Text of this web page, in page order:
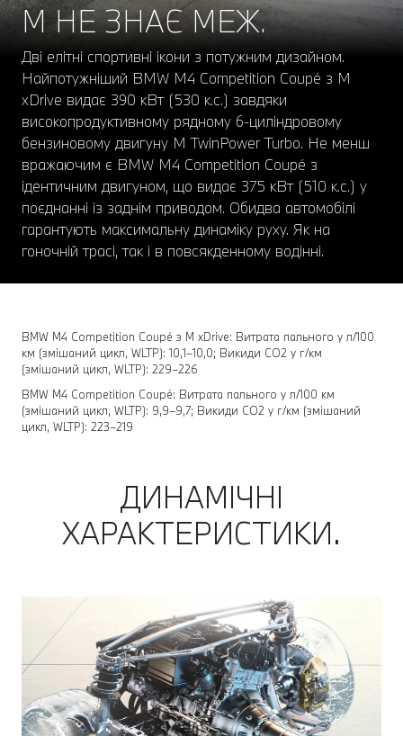
M НЕ ЗНАЄ МЕЖ.
Дві елітні спортивні ікони з потужним дизайном.
Найпотужніший BMW M4 Competition Coupé з M
xDrive видає 390 кВт (530 к.с.) завдяки
високопродуктивному рядному 6-циліндровому
бензиновому двигуну M TwinPower Turbo. Не менш
вражаючим є BMW M4 Competition Coupé з
ідентичним двигуном, що видає 375 кВт (510 к.с.) у
поєднанні із заднім приводом. Обидва автомобілі
гарантують максимальну динаміку руху. Як на
гоночній трасі, так і в повсякденному водінні.
BMW M4 Competition Coupé з M xDrive: Витрата пального у л/100
км (змішаний цикл, WLTP): 10,1–10,0; Викиди CO2 у г/км
(змішаний цикл, WLTP): 229–226
BMW M4 Competition Coupé: Витрата пального у л/100 км
(змішаний цикл, WLTP): 9,9–9,7; Викиди CO2 у г/км (змішаний
цикл, WLTP): 223–219
ДИНАМІЧНІ
ХАРАКТЕРИСТИКИ.